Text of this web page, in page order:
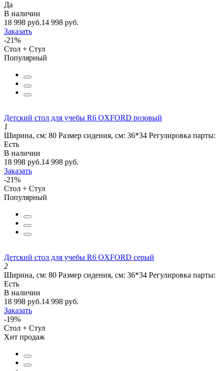
Да
В наличии
18 998 руб.14 998 руб.
Заказать
-21%
Стол + Стул
Популярный
Детский стол для учебы R6 OXFORD розовый
1
Ширина, см: 80 Размер сидения, см: 36*34 Регулировка парты:
Есть
В наличии
18 998 руб.14 998 руб.
Заказать
-21%
Стол + Стул
Популярный
Детский стол для учебы R6 OXFORD серый
2
Ширина, см: 80 Размер сидения, см: 36*34 Регулировка парты:
Есть
В наличии
18 998 руб.14 998 руб.
Заказать
-19%
Стол + Стул
Хит продаж